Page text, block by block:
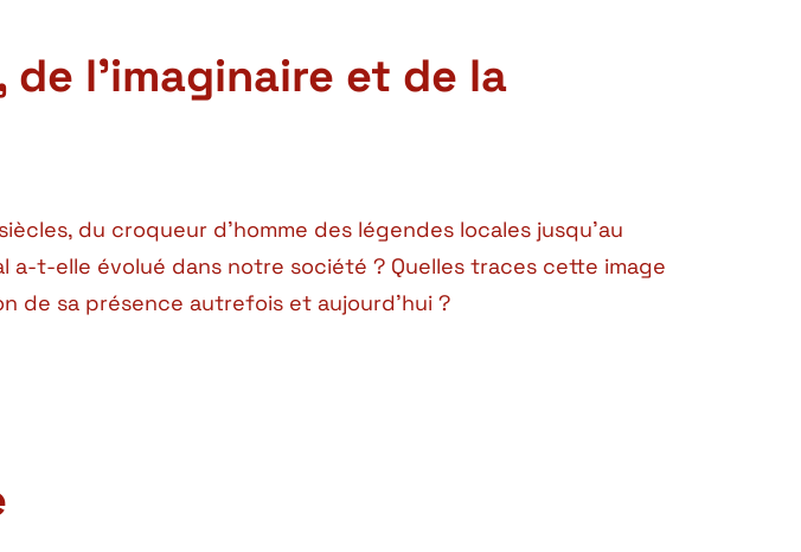
l’imaginaire et de la
du croqueur d’homme des légendes locales jusqu’au
a-t-elle évolué dans notre société ? Quelles traces cette image
de sa présence autrefois et aujourd’hui ?